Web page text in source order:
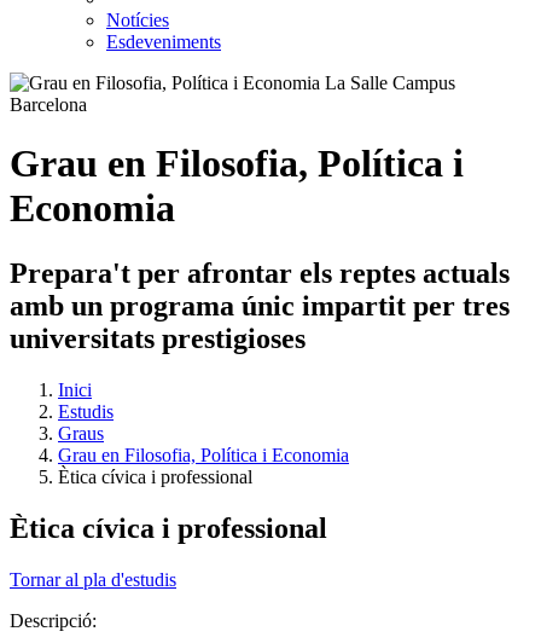
Notícies
Esdeveniments
Grau en Filosofia, Política i
Economia
Prepara't per afrontar els reptes actuals
amb un programa únic impartit per tres
universitats prestigioses
Inici
Estudis
Graus
Grau en Filosofia, Política i Economia
Ètica cívica i professional
Ètica cívica i professional
Tornar al pla d'estudis
Descripció: